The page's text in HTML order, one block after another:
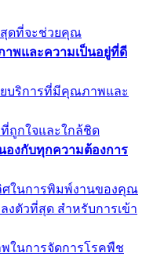
สุดที่จะช่วยคุณ
าพและความเป็นอยู่ที่ดี
ยบริการที่มีคุณภาพและ
ถูกใจและใกล้ชิด
งกับทุกความต้องการ
ศในการพิมพ์งานของคุณ
ตัวที่สุด สำหรับการเข้า
ในการจัดการโรคพืช